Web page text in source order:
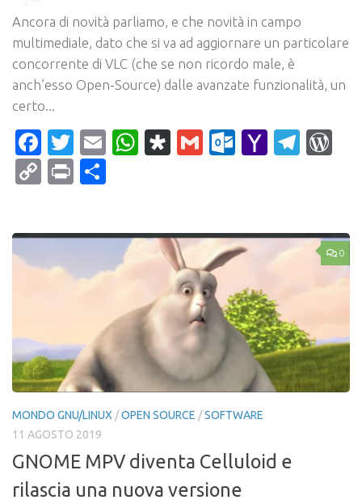
Ancora di novità parliamo, e che novità in campo
multimediale, dato che si va ad aggiornare un particolare
concorrente di VLC (che se non ricordo male, è
anch’esso Open-Source) dalle avanzate funzionalità, un
certo...
Facebook
Twitter
EmailWhatsApp
Diaspora
Gmail Yahoo
CopyPrint
0
MONDO GNU/LINUX /OPEN SOURCE /SOFTWARE
11 AGOSTO 2019
GNOME MPV diventa Celluloid e
rilascia una nuova versione